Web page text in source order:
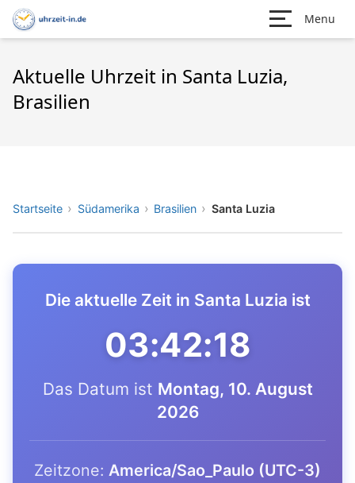
Menu
Aktuelle Uhrzeit in Santa Luzia,
Brasilien
Startseite Südamerika Brasilien Santa Luzia
Die aktuelle Zeit in Santa Luzia ist
03:42:18
Das Datum ist Montag, 10. August
2026
Zeitzone: America/Sao_Paulo (UTC-3)